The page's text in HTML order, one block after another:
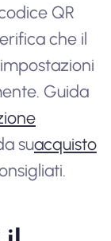
QR
che il
Guida
suacquisto